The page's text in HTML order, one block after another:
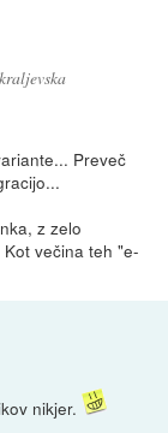
Preveč
z zelo
večina teh "e-
nikjer.